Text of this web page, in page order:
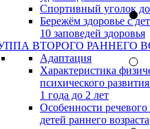
Спортивный уголок
Бережём здоровье с
10 заповедей здоровья
ВТОРОГО РАННЕГО
Адаптация
Характеристика
психического
1 года до 2 лет
Особенности речевого
детей раннего возраста